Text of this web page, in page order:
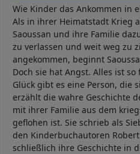
Wie Kinder das Ankommen in
Als in ihrer Heimatstadt Krieg
Saoussan und ihre Familie
zu verlassen und weit weg zu
angekommen, beginnt
Doch sie hat Angst. Alles ist
Glück gibt es eine Person, die
erzählt die wahre Geschichte
mit ihrer Familie aus dem
geflohen ist. Sie schrieb als
den Kinderbuchautoren
schließlich ihre Geschichte in